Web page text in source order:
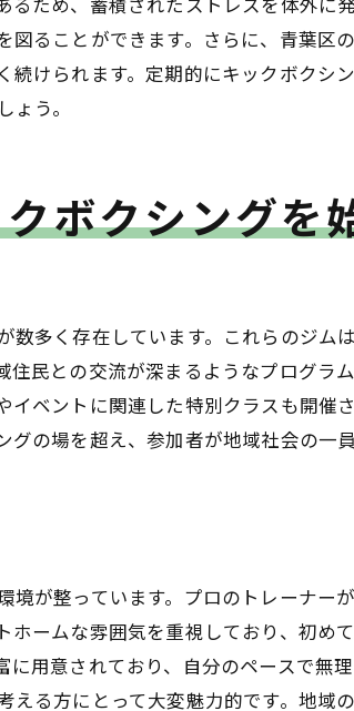
を深めるためのイベント
もたらす社会的なつながり
育むための体験
のためのキックボクシング
活を実現する方法
に向上させるトレーニング法
クシングがもたらす心身のバランス
タルの向上を目指す青葉区の取り組み
ることができます。さらに、青葉区
けられます。定期的にキックボクシ
う。
ボクシングを
多く存在しています。これらのジム
民との交流が深まるようなプログラ
ベントに関連した特別クラスも開催
の場を超え、参加者が地域社会の一
が整っています。プロのトレーナー
ームな雰囲気を重視しており、初め
用意されており、自分のペースで無
る方にとって大変魅力的です。地域